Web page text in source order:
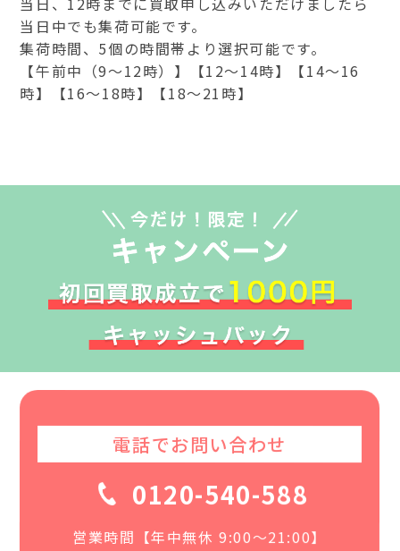
当日中でも集荷可能です。
集荷時間、5個の時間帯より選択可能です。
【午前中（9～12時）】【12～14時】【14～16
時】【16～18時】【18～21時】
電話でお問い合わせ
0120-540-588
営業時間【年中無休 9:00〜21:00】